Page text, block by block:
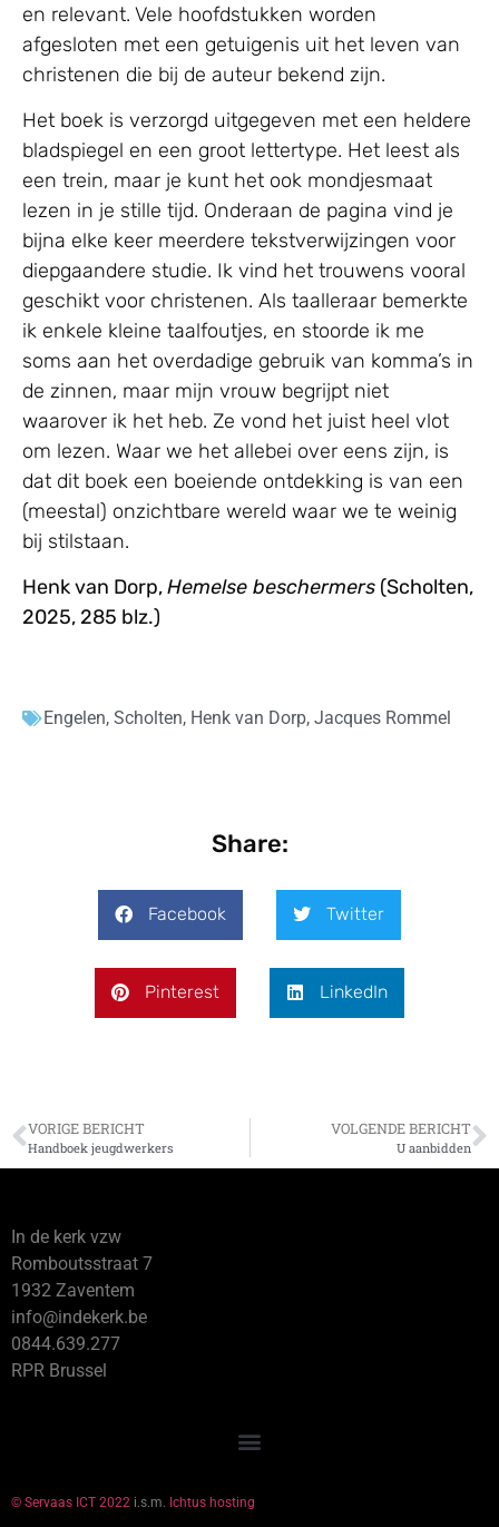
en relevant. Vele hoofdstukken worden
afgesloten met een getuigenis uit het leven van
christenen die bij de auteur bekend zijn.
Het boek is verzorgd uitgegeven met een heldere
bladspiegel en een groot lettertype. Het leest als
een trein, maar je kunt het ook mondjesmaat
lezen in je stille tijd. Onderaan de pagina vind je
bijna elke keer meerdere tekstverwijzingen voor
diepgaandere studie. Ik vind het trouwens vooral
geschikt voor christenen. Als taalleraar bemerkte
ik enkele kleine taalfoutjes, en stoorde ik me
soms aan het overdadige gebruik van komma’s in
de zinnen, maar mijn vrouw begrijpt niet
waarover ik het heb. Ze vond het juist heel vlot
om lezen. Waar we het allebei over eens zijn, is
dat dit boek een boeiende ontdekking is van een
(meestal) onzichtbare wereld waar we te weinig
bij stilstaan.
Henk van Dorp,Hemelse beschermers (Scholten,
2025, 285 blz.)
Engelen, Scholten, Henk van Dorp, Jacques Rommel
Share:
Facebook Twitter
Pinterest LinkedIn
VORIGE BERICHT
Handboek jeugdwerkers
VOLGENDE BERICHT
U aanbidden
In de kerk vzw
Romboutsstraat 7
1932 Zaventem
info@indekerk.be
0844.639.277
RPR Brussel
© Servaas ICT 2022 i.s.m. Ichtus hosting